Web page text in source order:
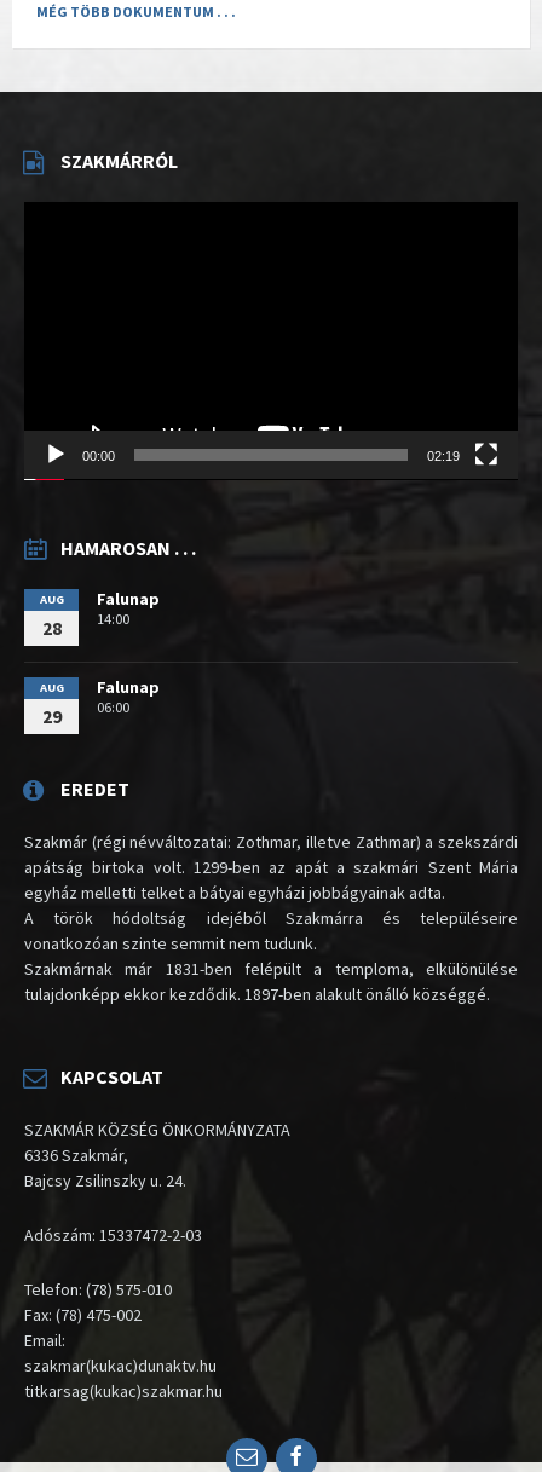
MÉG TÖBB DOKUMENTUM . . .
SZAKMÁRRÓL
00:00 02:19
HAMAROSAN . . .
AUG
28
Falunap
14:00
AUG
29
Falunap
06:00
EREDET
Szakmár (régi névváltozatai: Zothmar, illetve Zathmar) a szekszárdi
apátság birtoka volt. 1299-ben az apát a szakmári Szent Mária
egyház melletti telket a bátyai egyházi jobbágyainak adta.
A török hódoltság idejéből Szakmárra és településeire
vonatkozóan szinte semmit nem tudunk.
Szakmárnak már 1831-ben felépült a temploma, elkülönülése
tulajdonképp ekkor kezdődik. 1897-ben alakult önálló községgé.
KAPCSOLAT
SZAKMÁR KÖZSÉG ÖNKORMÁNYZATA
6336 Szakmár,
Bajcsy Zsilinszky u. 24.
Adószám: 15337472-2-03
Telefon: (78) 575-010
Fax: (78) 475-002
Email:
szakmar(kukac)dunaktv.hu
titkarsag(kukac)szakmar.hu
EmailFacebook